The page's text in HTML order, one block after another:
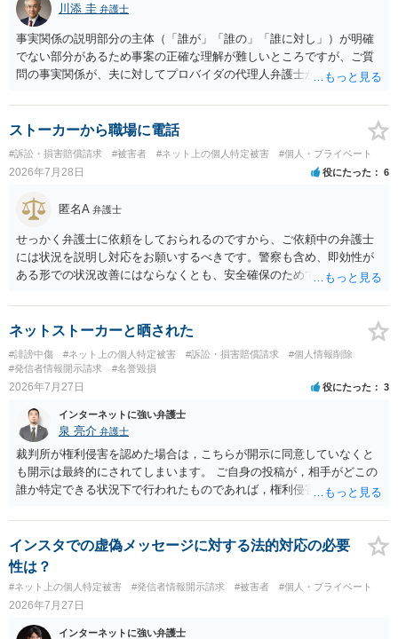
川添 圭 弁護士
事実関係の説明部分の主体（「誰が」「誰の」「誰に対し」）が明確
でない部分があるため事案の正確な理解が難しいところですが、ご質
問の事実関係が、夫に対してプロバイダの代理人弁護士から発信者情
情報として夫の氏名と住所が開示され、開示請求者（の代理人弁護
士）が、夫に対して内容証明郵便を送ったり訴訟の提起がなされたり
する可能性があるように思われます。この場合は、開示請求者（とあ
る女性？）の代理人弁護士へ、実は投稿者があなたであるという内容
とともに、あなたから連絡することもあり得ます。 夫がクレーム電話
を入れた「相手方の法律事務所」というのがプロバイダの代理人の事
務所であるのか、それとも開示請求者の代理人の事務所なのかが不明
ですが、もし前者であれば、書類の再送要請にはあまり意味はなく、
一方、後者であるなら、夫を被告として提訴に至る可能性も考える必
要が出てきます。 あなたと夫との夫婦関係の状況（別居中なのか、夫
婦関係は良好なのか、あなたが夫へ嘘をついたのか等）がよくわから
ないところがあり、実際にどのような対応がベターなのかを正確に検
討するためには、公開の相談ではなく、詳しい事実関係を整理した上
で弁護士へ直接相談するべきでしょう。
ストーカーから職場に電話
#訴訟・損害賠償請求 #被害者 #ネット上の個人特定被害 #個人・プライベート
2026年7月28日 役にたった 6
匿名A 弁護士
せっかく弁護士に依頼をしておられるのですから、ご依頼中の弁護士
には状況を説明し対応をお願いするべきです。警察も含め、即効性が
ある形での状況改善にはならなくとも、安全確保のためできることは
ネットストーカーと晒された
#誹謗中傷 #ネット上の個人特定被害 #訴訟・損害賠償請求
#個人情報削除
#発信者情報開示請求
#名誉毀損
2026年7月27日 役にたった 3
インターネットに強い弁護士
泉 亮介 弁護士
裁判所が権利侵害を認めた場合は，こちらが開示に同意していなくと
も開示は最終的にされてしまいます。 ご自身の投稿が，相手がどこの
誰か特定できる状況下で行われたものであれば，権利侵害性が認めら
いても，アカウントを特定したうえで，ネットストーカーとして晒し
たのであれば，かかる行為に権利侵害性が認められる可能性はあるで
しょう。
インスタでの虚偽メッセージに対する法的対応の必要
性は？
#ネット上の個人特定被害 #発信者情報開示請求 #被害者 #個人・プライベート
2026年7月27日
インターネットに強い弁護士